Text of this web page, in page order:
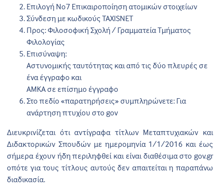
Επιλογή Νο7 Επικαιροποίηση ατομικών στοιχείων
Σύνδεση με κωδικούς TAXISNET
Προς: Φιλοσοφική Σχολή / Γραμματεία Τμήματος
Φιλολογίας
Επισύναψη:
Αστυνομικής ταυτότητας και από τις δύο πλευρές σε
ένα έγγραφο και
ΑΜΚΑ σε επίσημο έγγραφο
Στο πεδίο «παρατηρήσεις» συμπληρώνετε: Για
ανάρτηση πτυχίου στο gov
Διευκρινίζεται ότι αντίγραφα τίτλων Μεταπτυχιακών και
Διδακτορικών Σπουδών με ημερομηνία 1/1/2016 και έως
σήμερα έχουν ήδη περιληφθεί και είναι διαθέσιμα στο gov.gr
οπότε για τους τίτλους αυτούς δεν απαιτείται η παραπάνω
διαδικασία.